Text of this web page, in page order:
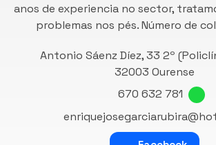
anos de experiencia no sector,
problemas nos pés. Número de
Antonio Sáenz Díez, 33 2º
32003 Ourense
670 632 781